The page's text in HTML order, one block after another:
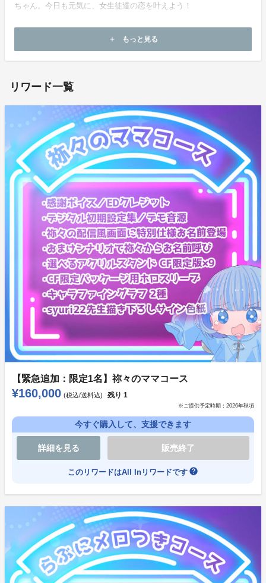
皆様のおかげで次のストレッチゴールの達成も目前とな
り、大変驚いております。
この度本来予定をしていなかった、ゲーム本体を含むコ
天使ちゃんのイラストを手掛けた金子ある先生、らぶ役
の柚木つばめ様、アリッサ役の山田じぇみ子様、皆様方
のご協力によって実現致しました。
新規コースについては【2025年12月21日(日)15時】よ
り順次発売を開始します。
ストレッチゴールである250％、そして更なる目標に向
けて頑張ってまいりますので、
ぜひご支援いただけますと幸いです…！
コースについて
【百合ゲーコース】
ゲームDL版(Steamキー)
感謝ボイス
ゲームDL版(Steamキー)
感謝ボイス
EDクレジット
ゲームパッケージ版(ディスクレス仕様)
【天使ちゃんコース】
ゲームDL版(Steamキー)
感謝ボイス
EDクレジット
ゲームパッケージ版(ディスクレス仕様)
ちゃん。今日も元気に、女生徒達の恋を叶えよう！
add もっと見る
リワード一覧
【緊急追加：限定1名】祢々のママコース
¥160,000 (税込/送料込) 残り 1
※ご提供予定時期： 2026年秋頃
今すぐ購入して、支援できます
詳細を見る 販売終了
このリワードはAll Inリワードです help